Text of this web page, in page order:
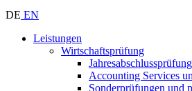
DE EN
Leistungen
Wirtschaftsprüfung
Accounting Services
Sonderprüfungen und